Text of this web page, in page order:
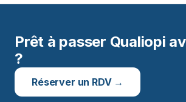
Prêt à passer Qualiopi
?
Réserver un RDV →